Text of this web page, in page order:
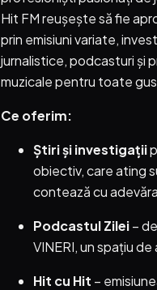
Hit FM reușește să fie
prin emisiuni variate,
jurnalistice, podcasturi și
muzicale pentru toate
Ce oferim:
Știri și investigații
obiectiv, care ating
contează cu
Podcastul Zilei–
VINERI, un spațiu de
Hit cu Hit –